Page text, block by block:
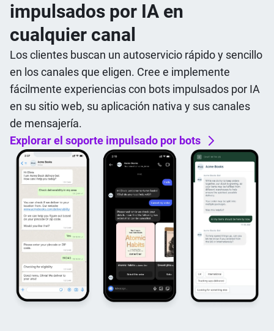
impulsados por IA en
cualquier canal
Los clientes buscan un autoservicio rápido y sencillo
en los canales que eligen. Cree e implemente
fácilmente experiencias con bots impulsados por IA
en su sitio web, su aplicación nativa y sus canales
de mensajería.
Explorar el soporte impulsado por bots